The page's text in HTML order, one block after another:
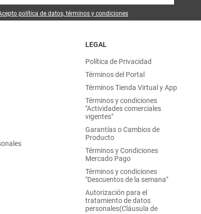
política de datos, términos y condiciones
LEGAL
Política de Privacidad
Términos del Portal
Términos Tienda Virtual y App
Términos y condiciones
"Actividades comerciales
vigentes"
Garantías o Cambios de
Producto
Términos y Condiciones
Mercado Pago
Términos y condiciones
"Descuentos de la semana"
Autorización para el
tratamiento de datos
personales(Cláusula de